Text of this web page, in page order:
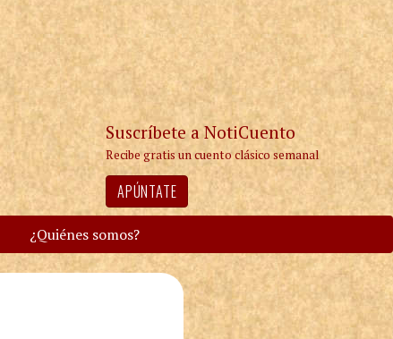
Suscríbete a NotiCuento
Recibe gratis un cuento clásico semanal
APÚNTATE
¿Quiénes somos?